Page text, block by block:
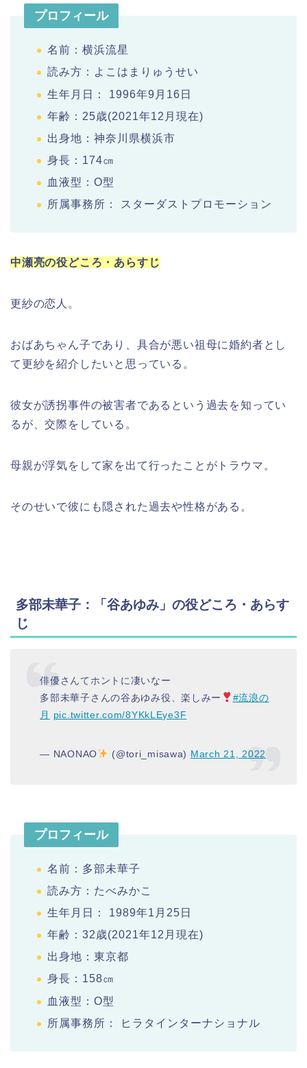
プロフィール
名前：横浜流星
読み方：よこはまりゅうせい
生年月日： 1996年9月16日
年齢：25歳(2021年12月現在)
出身地：神奈川県横浜市
身長：174㎝
血液型：O型
所属事務所： スターダストプロモーション
中瀬亮の役どころ・あらすじ
更紗の恋人。
おばあちゃん子であり、具合が悪い祖母に婚約者とし
て更紗を紹介したいと思っている。
彼女が誘拐事件の被害者であるという過去を知ってい
るが、交際をしている。
母親が浮気をして家を出て行ったことがトラウマ。
そのせいで彼にも隠された過去や性格がある。
多部未華子：「谷あゆみ」の役どころ・あらす
じ
俳優さんてホントに凄いなー
多部未華子さんの谷あゆみ役、楽しみー
#流浪の
月
pic.twitter.com/8YKkLEye3F
— NAONAO (@tori_misawa) March 21, 2022
プロフィール
名前：多部未華子
読み方：たべみかこ
生年月日： 1989年1月25日
年齢：32歳(2021年12月現在)
出身地：東京都
身長：158㎝
血液型：O型
所属事務所： ヒラタインターナショナル